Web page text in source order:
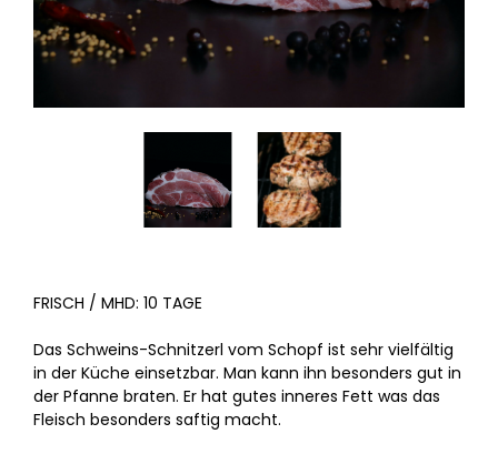
FRISCH / MHD: 10 TAGE
Das Schweins-Schnitzerl vom Schopf ist sehr vielfältig
in der Küche einsetzbar. Man kann ihn besonders gut in
der Pfanne braten. Er hat gutes inneres Fett was das
Fleisch besonders saftig macht.